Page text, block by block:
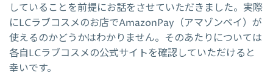
していることを前提にお話をさせていただきました。実際
にLCラブコスメのお店でAmazonPay（アマゾンペイ）が
使えるのかどうかはわかりません。そのあたりについては
各自LCラブコスメの公式サイトを確認していただけると
幸いです。